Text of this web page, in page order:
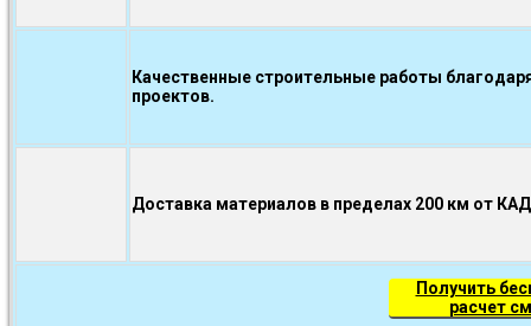
Качественные строительные работы
проектов.
Доставка материалов в пределах 200 км от
Получить
расчет